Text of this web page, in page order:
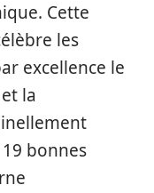
Cette
les
excellence le
la
bonnes